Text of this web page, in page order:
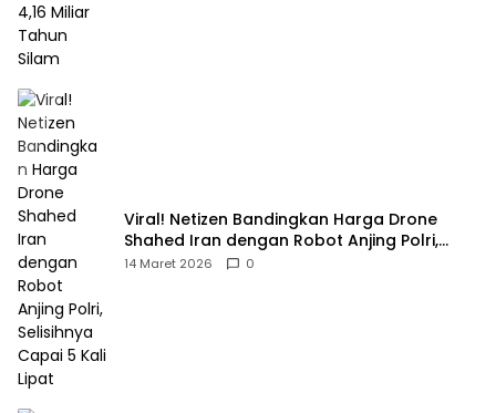
Viral! Netizen Bandingkan Harga Drone
Shahed Iran dengan Robot Anjing Polri,
Selisihnya Capai 5 Kali Lipat
14 Maret 2026 0